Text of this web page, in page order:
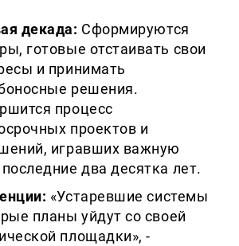
декада: Сформируются
готовые отстаивать свои
и принимать
решения.
процесс
проектов и
игравших важную
два десятка лет.
«Устаревшие системы
планы уйдут со своей
площадки», -